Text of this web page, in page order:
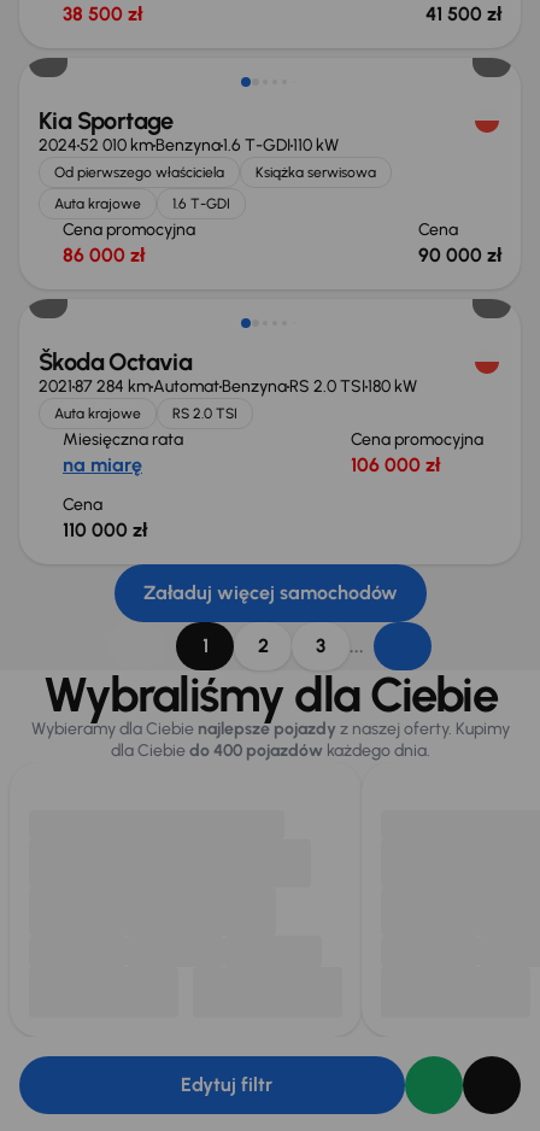
38 500 zł 41 500 zł
Możliwość odliczenia VAT
Kia Sportage
202452 010 kmBenzyna1.6 T-GDI110 kW
Od pierwszego właściciela
Książka serwisowa
Auta krajowe
1.6 T-GDI
Cena promocyjna
86 000 zł
Cena
90 000 zł
Škoda Octavia
202187 284 kmAutomatBenzynaRS 2.0 TSI180 kW
Auta krajowe RS 2.0 TSI
Miesięczna rata
na miarę
Cena promocyjna
106 000 zł
Cena
110 000 zł
Załaduj więcej samochodów
1 2 3 ...
Wybraliśmy dla Ciebie
Wybieramy dla Ciebie najlepsze pojazdy z naszej oferty. Kupimy
dla Ciebiedo 400 pojazdówkażdego dnia.
Edytuj filtr